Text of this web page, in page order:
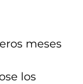
meses
los